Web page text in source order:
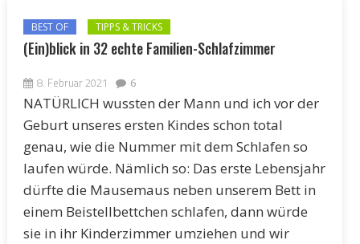
BEST OF TIPPS & TRICKS
(Ein)blick in 32 echte Familien-Schlafzimmer
8. Februar 2021 6
NATÜRLICH wussten der Mann und ich vor der
Geburt unseres ersten Kindes schon total
genau, wie die Nummer mit dem Schlafen so
laufen würde. Nämlich so: Das erste Lebensjahr
dürfte die Mausemaus neben unserem Bett in
einem Beistellbettchen schlafen, dann würde
sie in ihr Kinderzimmer umziehen und wir